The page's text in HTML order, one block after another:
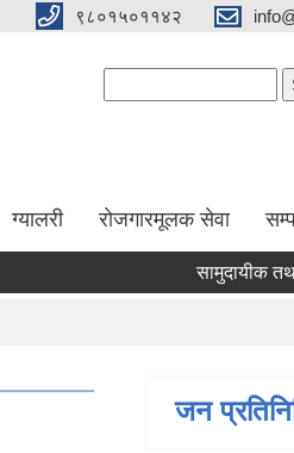
९८०१५०११४२
ग्यालरी रोजगारमूलक सेवा
सामुदायीक तथा
जन